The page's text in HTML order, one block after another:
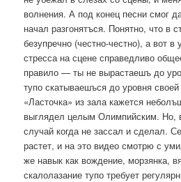
волнения. А под конец песни смог
начал разгонятъся. Понятно, что в
безупречно (честно-честно), а вот
стресса на сцене справедливо
правило — ты не вырастаешъ до
тупо скатываешъся до уровня
«Ласточка» из зала кажется
выглядел целым Олимпийским. Но,
случай когда не зассал и сделал.
растет, и на это видео смотрю с
же навык как вождение, морзянка,
скалолазание тупо требует